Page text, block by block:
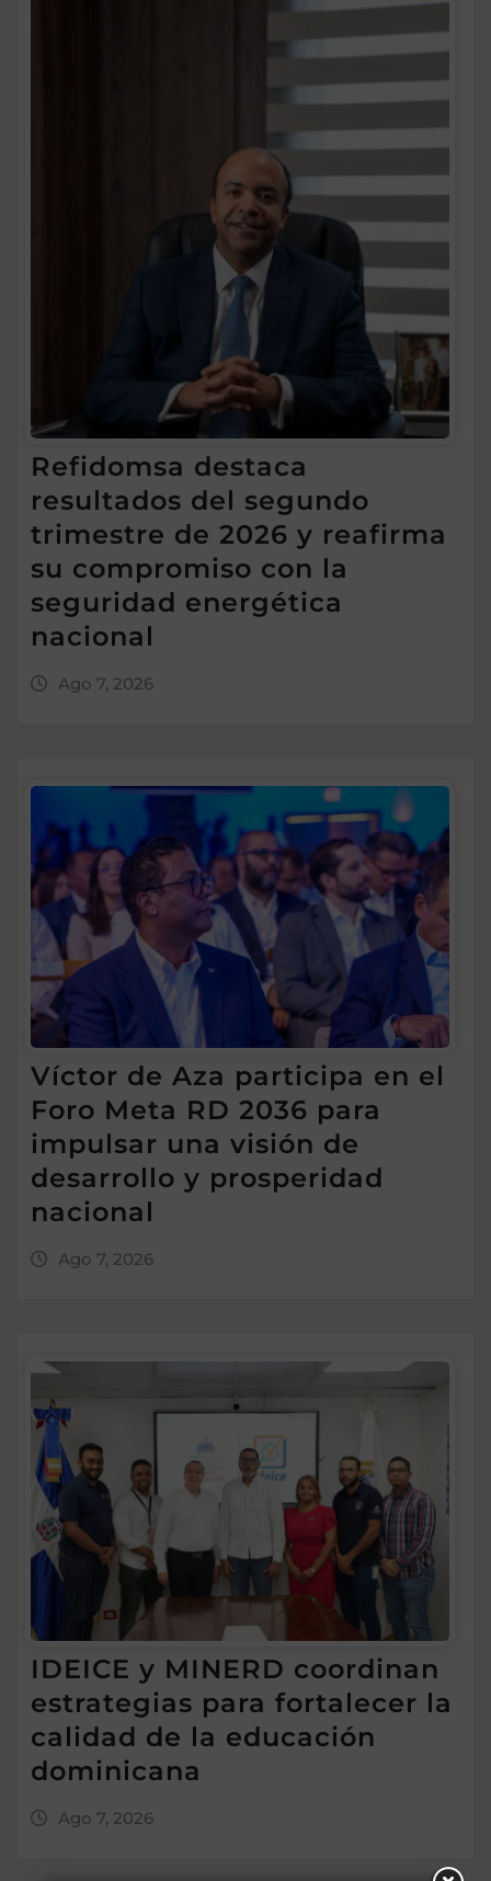
Refidomsa destaca
resultados del segundo
trimestre de 2026 y reafirma
su compromiso con la
seguridad energética
nacional
Ago 7, 2026
Víctor de Aza participa en el
Foro Meta RD 2036 para
impulsar una visión de
desarrollo y prosperidad
nacional
Ago 7, 2026
IDEICE y MINERD coordinan
estrategias para fortalecer la
calidad de la educación
dominicana
Ago 7, 2026